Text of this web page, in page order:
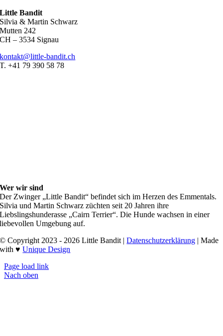
Little Bandit
Silvia & Martin Schwarz
Mutten 242
CH – 3534 Signau
kontakt@little-bandit.ch
T. +41 79 390 58 78
Wer wir sind
Der Zwinger „Little Bandit“ befindet sich im Herzen des Emmentals.
Silvia und Martin Schwarz züchten seit 20 Jahren ihre
Liebslingshunderasse „Cairn Terrier“. Die Hunde wachsen in einer
liebevollen Umgebung auf.
© Copyright 2023 - 2026 Little Bandit |Datenschutzerklärung | Made
with ♥Unique Design
Page load link
Nach oben